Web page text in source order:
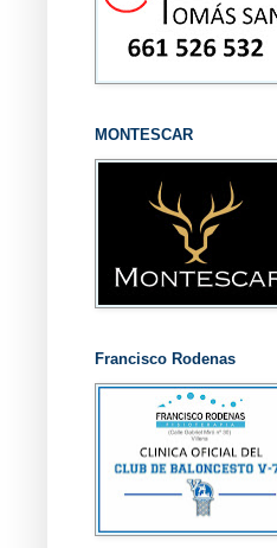
MONTESCAR
Francisco Rodenas